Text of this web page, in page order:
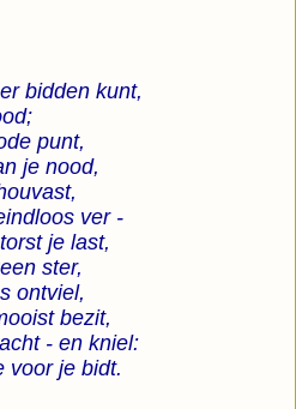
bidden kunt,
punt,
je nood,
ver -
je last,
ster,
ontviel,
bezit,
- en kniel:
voor je bidt.